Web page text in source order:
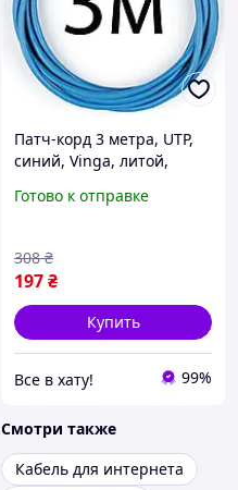
Патч-корд 3 метра, UTP,
синий, Vinga, литой,
пара, сетевой кабель для
Готово к отправке
197₴
308 ₴
Купить
Все в хату! 99%
Смотри также
Кабель для интернета